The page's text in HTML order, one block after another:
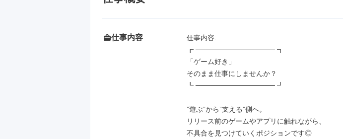
仕事内容
仕事内容:
┏ ──────────────── ┓
「ゲーム好き」
そのまま仕事にしませんか？
┗ ──────────────── ┛
”遊ぶ”から”支える”側へ。
リリース前のゲームやアプリに触れながら、
不具合を見つけていくポジションです◎